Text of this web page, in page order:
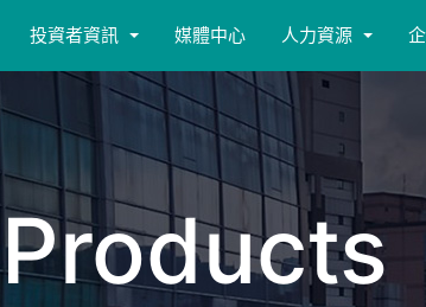
投資者資訊 媒體中心 人力資源
Products